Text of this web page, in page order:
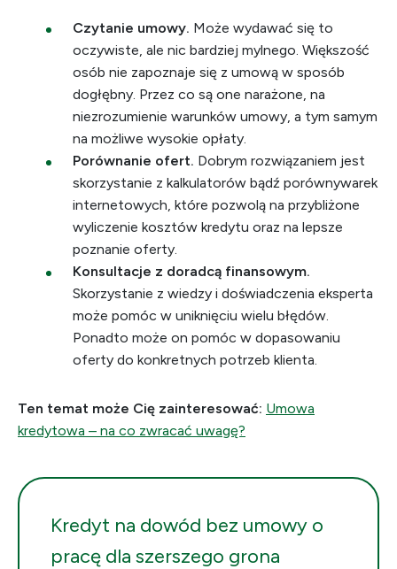
Czytanie umowy. Może wydawać się to
oczywiste, ale nic bardziej mylnego. Większość
osób nie zapoznaje się z umową w sposób
dogłębny. Przez co są one narażone, na
niezrozumienie warunków umowy, a tym samym
na możliwe wysokie opłaty.
Porównanie ofert. Dobrym rozwiązaniem jest
skorzystanie z kalkulatorów bądź porównywarek
internetowych, które pozwolą na przybliżone
wyliczenie kosztów kredytu oraz na lepsze
poznanie oferty.
Konsultacje z doradcą finansowym.
Skorzystanie z wiedzy i doświadczenia eksperta
może pomóc w uniknięciu wielu błędów.
Ponadto może on pomóc w dopasowaniu
oferty do konkretnych potrzeb klienta.
Ten temat może Cię zainteresować: Umowa
kredytowa – na co zwracać uwagę?
Kredyt na dowód bez umowy o
pracę dla szerszego grona